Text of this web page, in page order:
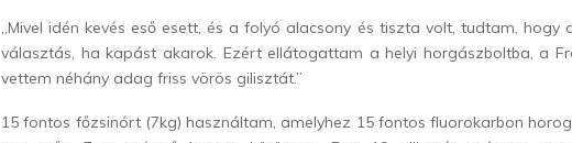
„Mivel idén kevés eső esett, és a folyó alacsony és tiszta volt, tudtam, hogy
választás, ha kapást akarok. Ezért ellátogattam a helyi horgászboltba, a
vettem néhány adag friss vörös gilisztát.”
15 fontos főzsinórt (7kg) használtam, amelyhez 15 fontos fluorokarbon